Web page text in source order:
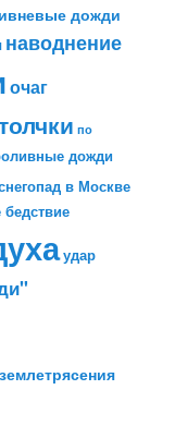
дожди
наводнение
очаг
по
дожди
в Москве
бедствие
удар